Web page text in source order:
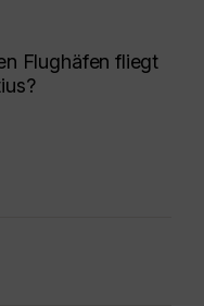
Flughäfen fliegt